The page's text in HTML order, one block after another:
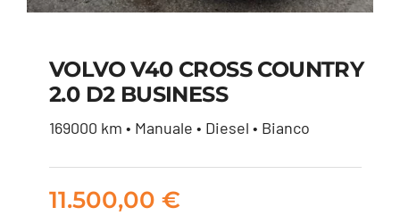
VOLVO V40 CROSS
COUNTRY 2.0 D2
BUSINESS
11.500,00
VOLVO V40 CROSS COUNTRY
2.0 D2 BUSINESS
169000 km • Manuale • Diesel • Bianco
11.500,00 €